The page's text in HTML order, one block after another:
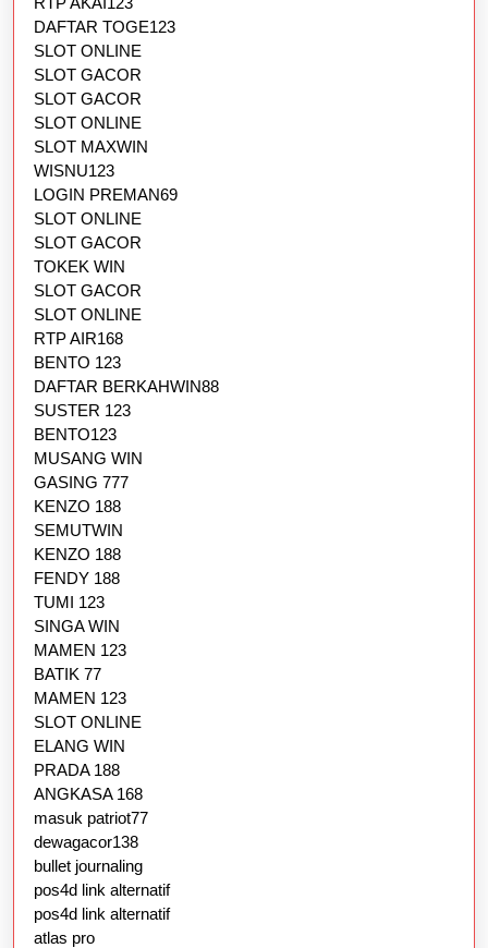
DAFTAR TOGE123
SLOT ONLINE
SLOT GACOR
SLOT GACOR
SLOT ONLINE
SLOT MAXWIN
WISNU123
LOGIN PREMAN69
SLOT ONLINE
SLOT GACOR
TOKEK WIN
SLOT GACOR
SLOT ONLINE
RTP AIR168
BENTO 123
DAFTAR BERKAHWIN88
SUSTER 123
BENTO123
MUSANG WIN
GASING 777
KENZO 188
SEMUTWIN
KENZO 188
FENDY 188
TUMI 123
SINGA WIN
MAMEN 123
BATIK 77
MAMEN 123
SLOT ONLINE
ELANG WIN
PRADA 188
ANGKASA 168
masuk patriot77
dewagacor138
bullet journaling
pos4d link alternatif
pos4d link alternatif
atlas pro